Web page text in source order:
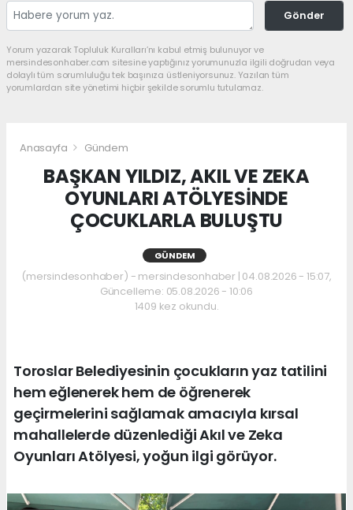
Gönder
Yorum yazarak Topluluk Kuralları’nı kabul etmiş bulunuyor ve
mersindesonhaber.com sitesine yaptığınız yorumunuzla ilgili doğrudan veya
dolaylı tüm sorumluluğu tek başınıza üstleniyorsunuz. Yazılan tüm
yorumlardan site yönetimi hiçbir şekilde sorumlu tutulamaz.
Anasayfa Gündem
BAŞKAN YILDIZ, AKIL VE ZEKA
OYUNLARI ATÖLYESİNDE
ÇOCUKLARLA BULUŞTU
GÜNDEM
(mersindesonhaber) - mersindesonhaber | 04.08.2026 - 15:07,
Güncelleme: 05.08.2026 - 10:06
1409 kez okundu.
Toroslar Belediyesinin çocukların yaz tatilini
hem eğlenerek hem de öğrenerek
geçirmelerini sağlamak amacıyla kırsal
mahallelerde düzenlediği Akıl ve Zeka
Oyunları Atölyesi, yoğun ilgi görüyor.